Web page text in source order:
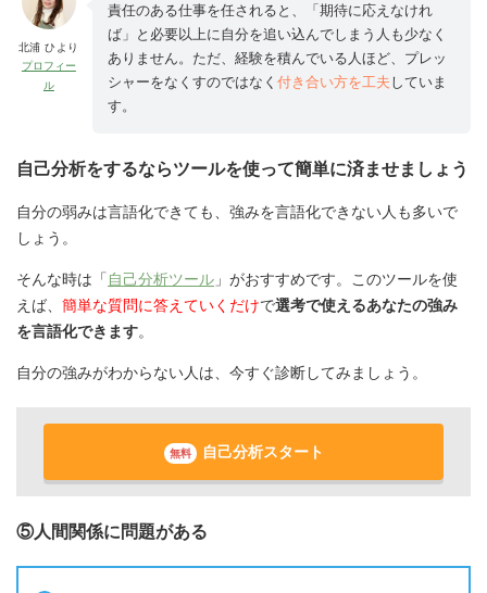
北浦 ひより
プロフィー
ル
責任のある仕事を任されると、「期待に応えなけれ
ば」と必要以上に自分を追い込んでしまう人も少なく
ありません。ただ、経験を積んでいる人ほど、プレッ
シャーをなくすのではなく 付き合い方を工夫 していま
す。
自己分析をするならツールを使って簡単に済ませましょう
自分の弱みは言語化できても、強みを言語化できない人も多いで
しょう。
そんな時は「 自己分析ツール 」がおすすめです。このツールを使
えば、 簡単な質問に答えていくだけで選考で使えるあなたの強み
を言語化できます。
自分の強みがわからない人は、今すぐ診断してみましょう。
無料 自己分析スタート
⑤人間関係に問題がある